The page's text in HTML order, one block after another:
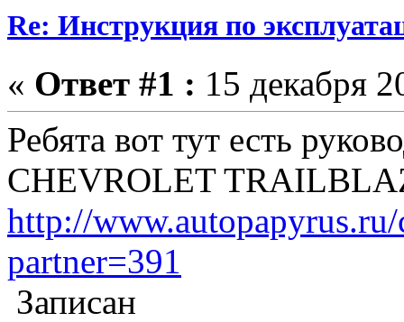
Re: Инструкция по
« Ответ #1 : 15 декабря
Ребята вот тут есть
CHEVROLET
http://
partner=391
Записан